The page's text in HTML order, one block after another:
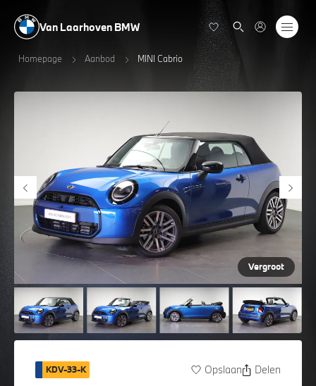
Van Laarhoven BMW
Homepage Aanbod MINI Cabrio
Vergroot
KDV-33-K Opslaan Delen